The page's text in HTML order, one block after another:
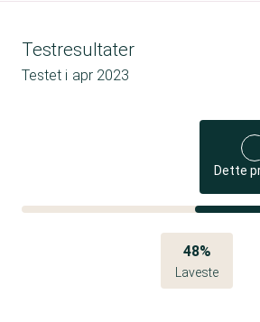
Testresultater
Testet i apr 2023
Dette
48%
Laveste